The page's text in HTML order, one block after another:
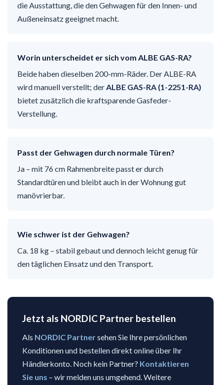
die Ausstattung, die den Gehwagen für den Innen- und
Außeneinsatz geeignet macht.
Worin unterscheidet er sich vom ALBE GAS-RA?
Beide haben dieselben 200-mm-Räder. Der ALBE-RA
wird manuell verstellt; derALBE GAS-RA (1-2251-RA)
bietet zusätzlich die kraftsparende Gasfeder-
Verstellung.
Passt der Gehwagen durch normale Türen?
Ja – mit 76 cm Rahmenbreite passt er durch
Standardtüren und bleibt auch in der Wohnung gut
manövrierbar.
Wie schwer ist der Gehwagen?
Ca. 18 kg – stabil gebaut und dennoch leicht genug für
den täglichen Einsatz und den Transport.
Jetzt als NORDIC Partner bestellen
Als NORDIC Partnersehen Sie Ihre persönlichen
Konditionen und bestellen direkt online über Ihr
Händlerkonto. Noch kein Partner? Kontaktieren
Sie uns – wir melden uns umgehend. Weitere